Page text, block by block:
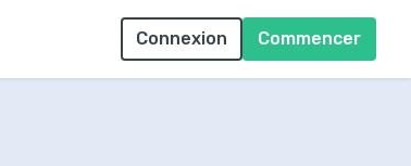
Connexion Commencer